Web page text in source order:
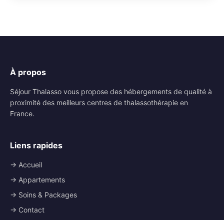
À propos
Séjour Thalasso vous propose des hébergements de qualité à
proximité des meilleurs centres de thalassothérapie en
France.
Liens rapides
→ Accueil
→ Appartements
→ Soins & Packages
→ Contact